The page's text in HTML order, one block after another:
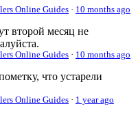
Online Guides · 10 months ago
второй месяц не
Online Guides · 10 months ago
что устарели
Online Guides · 1 year ago